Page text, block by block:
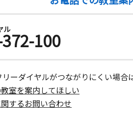
ル 100
ーダイヤルがつながりにくい場合
室を案内してほしい
するお問い合わせ